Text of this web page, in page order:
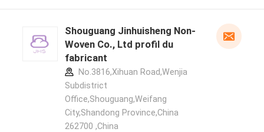
Shouguang Jinhuisheng Non-
Woven Co., Ltd profil du
fabricant
No.3816,Xihuan Road,Wenjia
Subdistrict
Office,Shouguang,Weifang
City,Shandong Province,China
262700 ,China